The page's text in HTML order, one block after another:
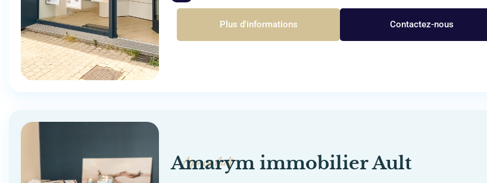
Plus d'informations Contactez-nous
Agence Ault
Amarym immobilier Ault